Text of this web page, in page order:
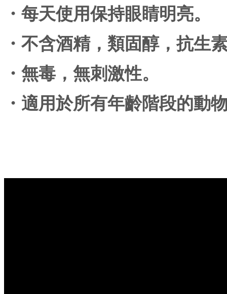
・每天使用保持眼睛明亮。
・不含酒精，類固醇，抗生
・無毒，無刺激性。
・適用於所有年齡階段的動